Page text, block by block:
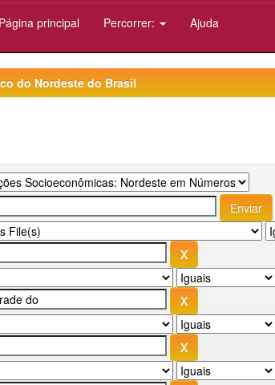
principal Percorrer: Ajuda
do Nordeste do Brasil